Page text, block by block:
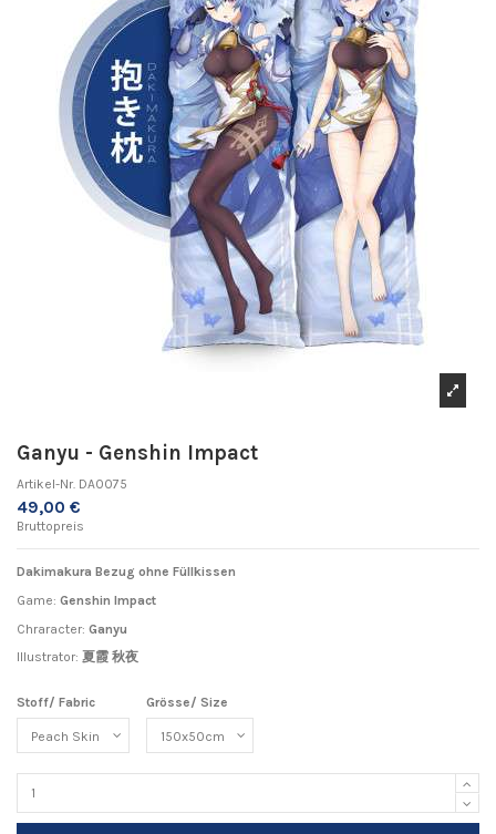
Ganyu - Genshin Impact
Artikel-Nr. DA0075
49,00 €
Bruttopreis
Dakimakura Bezug ohne Füllkissen
Game: Genshin Impact
Chraracter: Ganyu
Illustrator: 夏霞 秋夜
Stoff/ Fabric Grösse/ Size